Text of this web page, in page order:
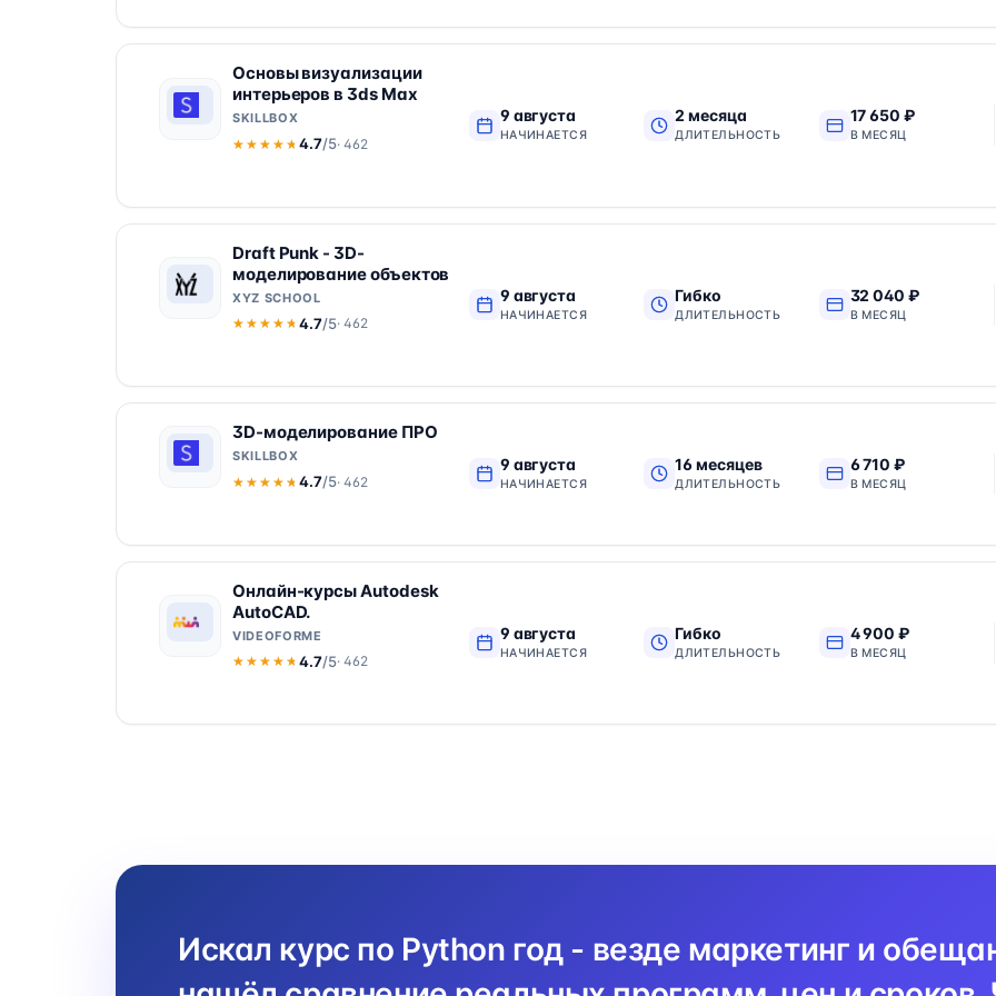
Основы визуализации
интерьеров в 3ds Max
SKILLBOX
★★★★★
★★★★★ 4.7/5· 462
9 августа
НАЧИНАЕТСЯ
2 месяца
ДЛИТЕЛЬНОСТЬ
17 650 ₽
В МЕСЯЦ
Draft Punk - 3D-
моделирование объектов
XYZ SCHOOL
★★★★★
★★★★★ 4.7/5· 462
9 августа
НАЧИНАЕТСЯ
Гибко
ДЛИТЕЛЬНОСТЬ
32 040 ₽
В МЕСЯЦ
3D-моделирование ПРО
SKILLBOX
★★★★★
★★★★★ 4.7/5· 462
9 августа
НАЧИНАЕТСЯ
16 месяцев
ДЛИТЕЛЬНОСТЬ
6 710 ₽
В МЕСЯЦ
Онлайн-курсы Autodesk
AutoCAD.
VIDEOFORME
★★★★★
★★★★★ 4.7/5· 462
9 августа
НАЧИНАЕТСЯ
Гибко
ДЛИТЕЛЬНОСТЬ
4 900 ₽
В МЕСЯЦ
Искал курс по Python год - везде маркетинг и